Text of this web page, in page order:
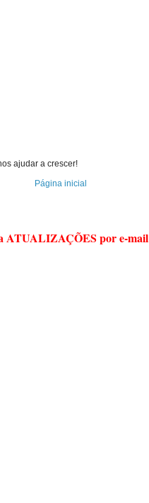
ajudar a crescer!
Página inicial
ATUALIZAÇÕES por e-mail